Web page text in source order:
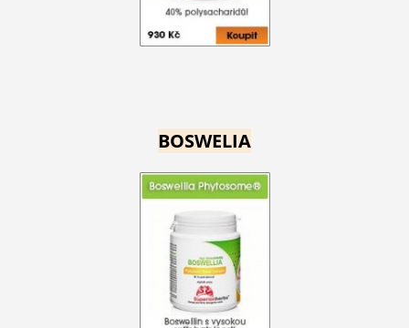
BOSWELIA